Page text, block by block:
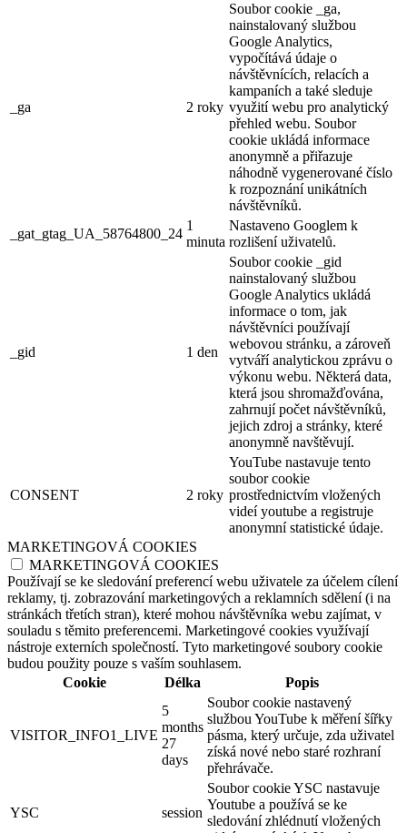
_ga 2 roky
Soubor cookie _ga,
nainstalovaný službou
Google Analytics,
vypočítává údaje o
návštěvnících, relacích a
kampaních a také sleduje
využití webu pro analytický
přehled webu. Soubor
cookie ukládá informace
anonymně a přiřazuje
náhodně vygenerované číslo
k rozpoznání unikátních
návštěvníků.
_gat_gtag_UA_58764800_24
1
minuta
Nastaveno Googlem k
rozlišení uživatelů.
_gid 1 den
Soubor cookie _gid
nainstalovaný službou
Google Analytics ukládá
informace o tom, jak
návštěvníci používají
webovou stránku, a zároveň
vytváří analytickou zprávu o
výkonu webu. Některá data,
která jsou shromažďována,
zahrnují počet návštěvníků,
jejich zdroj a stránky, které
anonymně navštěvují.
CONSENT 2 roky
YouTube nastavuje tento
soubor cookie
prostřednictvím vložených
videí youtube a registruje
anonymní statistické údaje.
MARKETINGOVÁ COOKIES
MARKETINGOVÁ COOKIES
Používají se ke sledování preferencí webu uživatele za účelem cílení
reklamy, tj. zobrazování marketingových a reklamních sdělení (i na
stránkách třetích stran), které mohou návštěvníka webu zajímat, v
souladu s těmito preferencemi. Marketingové cookies využívají
nástroje externích společností. Tyto marketingové soubory cookie
budou použity pouze s vaším souhlasem.
Cookie
Délka Popis
VISITOR_INFO1_LIVE
5
months
27
days
Soubor cookie nastavený
službou YouTube k měření šířky
pásma, který určuje, zda uživatel
získá nové nebo staré rozhraní
přehrávače.
YSC session
Soubor cookie YSC nastavuje
Youtube a používá se ke
sledování zhlédnutí vložených